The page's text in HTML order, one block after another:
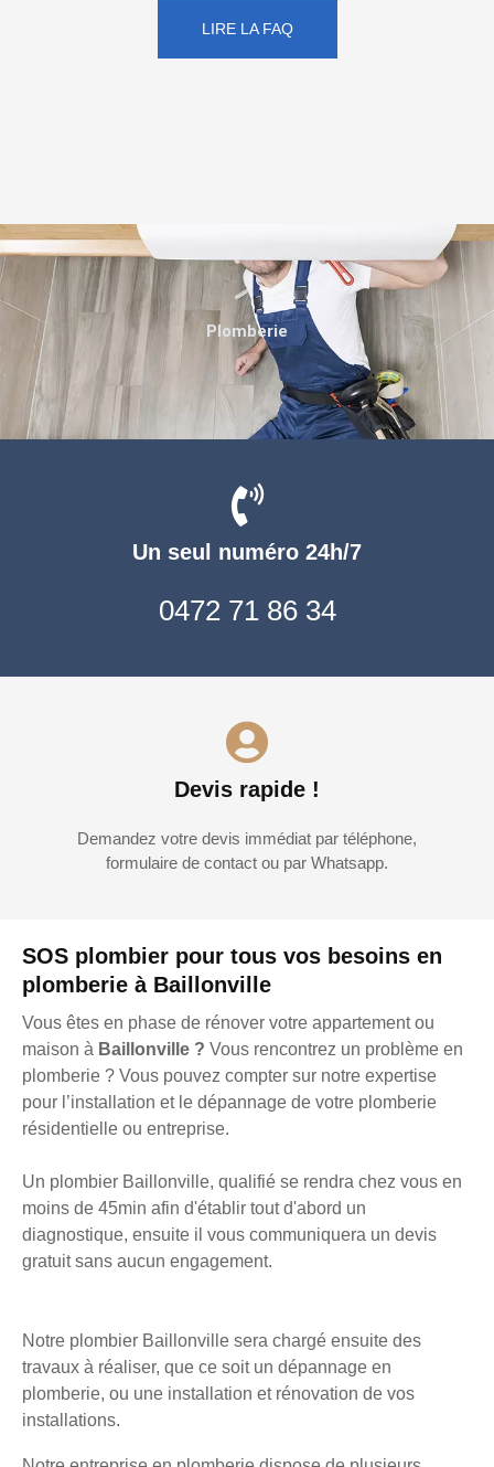
LIRE LA FAQ
SOS plombier pour tous vos besoins en
plomberie à Baillonville
Vous êtes en phase de rénover votre appartement ou
maison à Baillonville ? Vous rencontrez un problème en
plomberie ? Vous pouvez compter sur notre expertise
pour l’installation et le dépannage de votre plomberie
résidentielle ou entreprise.
Un plombier Baillonville, qualifié se rendra chez vous en
moins de 45min afin d'établir tout d'abord un
diagnostique, ensuite il vous communiquera un devis
gratuit sans aucun engagement.
Notre plombier Baillonville sera chargé ensuite des
travaux à réaliser, que ce soit un dépannage en
plomberie, ou une installation et rénovation de vos
installations.
Un seul numéro 24h/7
0472 71 86 34
Devis rapide !
Demandez votre devis immédiat par téléphone,
formulaire de contact ou par Whatsapp.
Plomberie